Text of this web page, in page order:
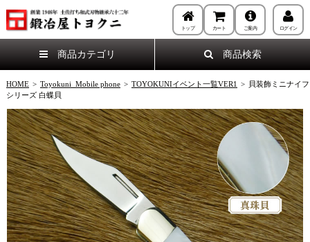
トップ カート ご案内 ログイン
商品カテゴリ 商品検索
HOME > Toyokuni_Mobile phone > TOYOKUNIイベント一覧VER1 > 貝装飾ミニナイフ
シリーズ 白蝶貝